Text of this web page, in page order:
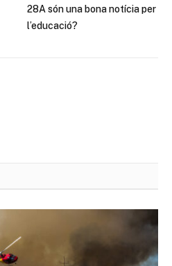
28A són una bona notícia per
l’educació?